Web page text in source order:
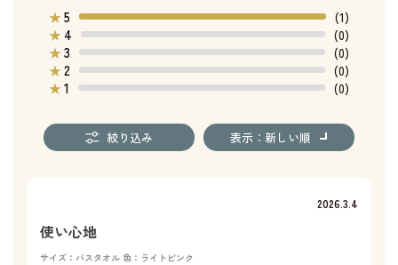
★5
(1)
★ 4
(0)
★3
(0)
★2
(0)
★1 (0)
絞り込み 表示：新しい順
2026.3.4
使い心地
サイズ：バスタオル 色：ライトピンク